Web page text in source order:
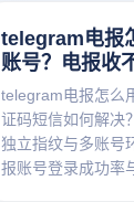
telegram电报
账号？电报收
解决？
telegram电报怎么
证码短信如何解决
独立指纹与多账号
报账号登录成功率